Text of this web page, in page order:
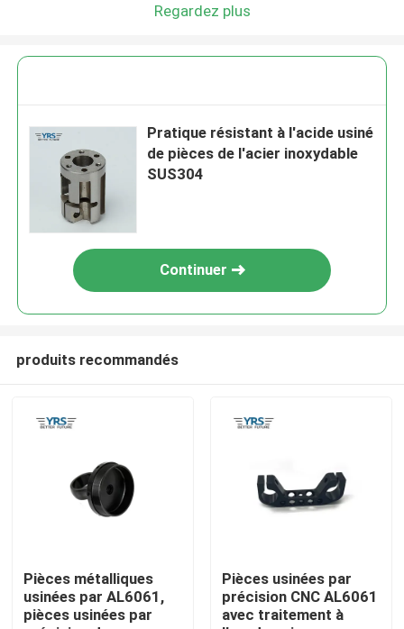
Au sujet de nous
Regardez plus
Pratique résistant à l'acide usiné
de pièces de l'acier inoxydable
SUS304
Continuer
produits recommandés
Pièces métalliques
usinées par AL6061,
pièces usinées par
Pièces usinées par
précision CNC AL6061
avec traitement à